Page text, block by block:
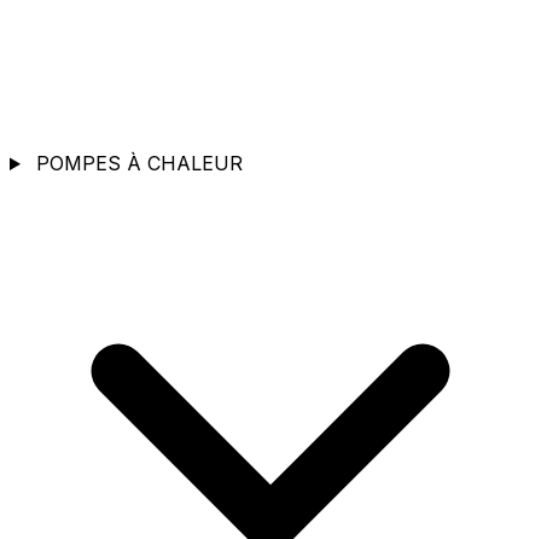
POMPES À CHALEUR